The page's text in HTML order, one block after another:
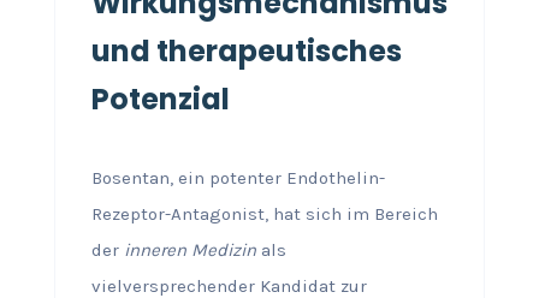
und therapeutisches
Potenzial
Bosentan, ein potenter Endothelin-
Rezeptor-Antagonist, hat sich im Bereich
der inneren Medizinals
vielversprechender Kandidat zur